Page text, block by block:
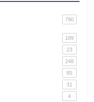
790
189
23
248
85
31
4